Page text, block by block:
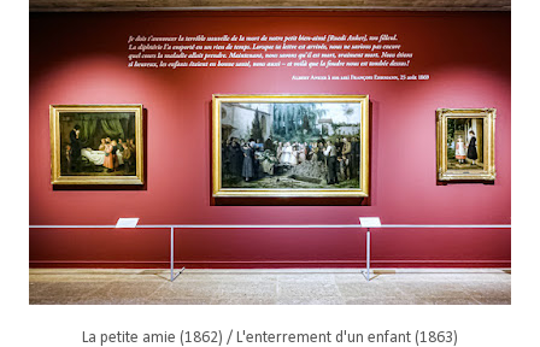
La petite amie (1862) / L'enterrement d'un enfant (1863)